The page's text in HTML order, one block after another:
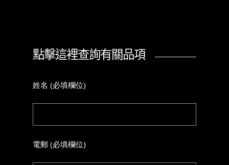
點擊這裡查詢有關品項
姓名 (必填欄位)
電郵 (必填欄位)